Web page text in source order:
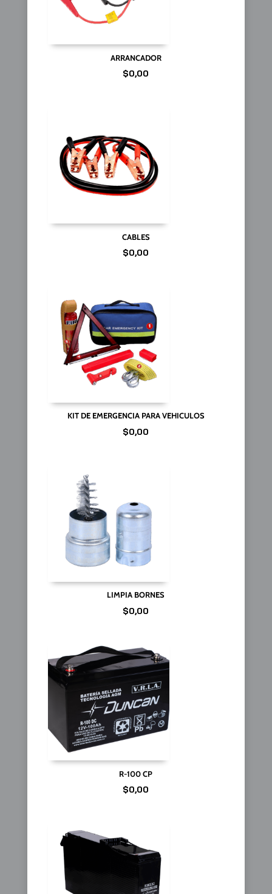
ARRANCADOR
$0,00
CABLES
$0,00
KIT DE EMERGENCIA PARA VEHICULOS
$0,00
LIMPIA BORNES
$0,00
R-100 CP
$0,00